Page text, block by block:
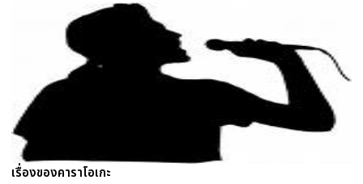
เรื่องของคาราโอเกะ